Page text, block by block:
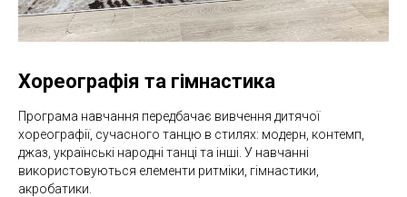
Хореографія та гімнастика
Програма навчання передбачає вивчення дитячої
хореографії, сучасного танцю в стилях: модерн, контемп,
джаз, українські народні танці та інші. У навчанні
використовуються елементи ритміки, гімнастики,
акробатики.